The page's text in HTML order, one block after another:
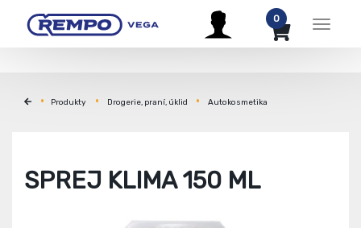
Menu
0
Produkty Drogerie, praní, úklid Autokosmetika
SPREJ KLIMA 150 ML